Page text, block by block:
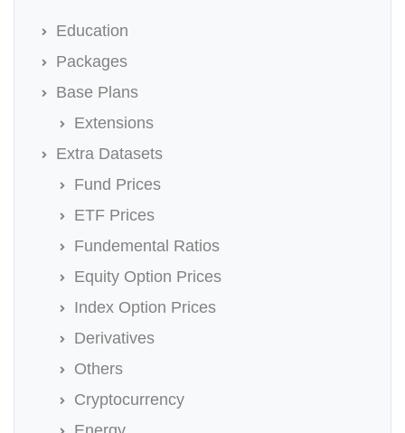
Education
Packages
Base Plans
Extensions
Extra Datasets
Fund Prices
ETF Prices
Fundemental Ratios
Equity Option Prices
Index Option Prices
Derivatives
Others
Cryptocurrency